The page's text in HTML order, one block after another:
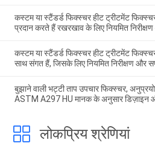
कस्टम या स्टैंडर्ड फिक्स्चर हीट ट्रीटमेंट
प्रदान करते हैं रखरखाव के लिए नियमित
कस्टम या स्टैंडर्ड फिक्स्चर हीट ट्रीटमेंट
साथ संगत हैं, जिसके लिए नियमित निरीक्षण और
बुझाने वाली भट्टी ताप उपचार फिक्स्चर,
ASTM A297 HU मानक के अनुसार डिज़ाइन
लोकप्रिय श्रेणियां